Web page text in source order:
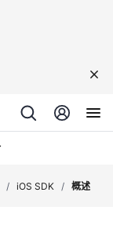
/ iOS SDK / 概述